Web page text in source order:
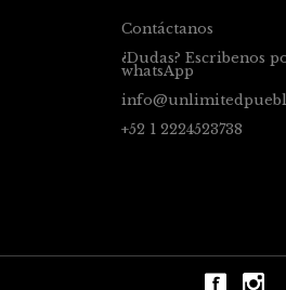
Contáctanos
¿Dudas? Escribenos
whatsApp
+52 1 2224523738